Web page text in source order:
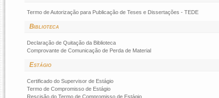
Termo de Autorização para Publicação de Teses e Dissertações - TEDE
Biblioteca
Declaração de Quitação da Biblioteca
Comprovante de Comunicação de Perda de Material
Estágio
Certificado do Supervisor de Estágio
Termo de Compromisso de Estágio
Rescisão do Termo de Compromisso de Estágio